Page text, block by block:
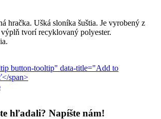
hračka. Ušká sloníka šuštia. Je vyrobený z
tvorí recyklovaný polyester.
button-tooltip" data-title="Add to
span>
hľadali? Napíšte nám!